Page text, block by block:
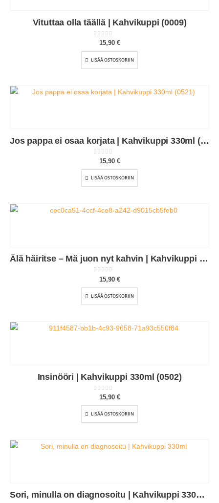
Vituttaa olla täällä | Kahvikuppi (0009)
out of 5
15,90 €
LISÄÄ OSTOSKORIIN
Jos pappa ei osaa korjata | Kahvikuppi 330ml (0521)
out of 5
15,90 €
LISÄÄ OSTOSKORIIN
Älä häiritse – Mä juon nyt kahvin | Kahvikuppi 330ml (0074)
out of 5
15,90 €
LISÄÄ OSTOSKORIIN
Insinööri | Kahvikuppi 330ml (0502)
out of 5
15,90 €
LISÄÄ OSTOSKORIIN
Sori, minulla on diagnosoitu | Kahvikuppi 330ml (0179)